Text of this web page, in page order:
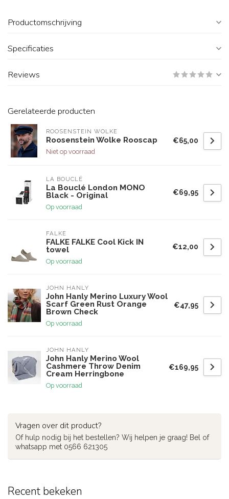
Productomschrijving
Specificaties
Reviews
Gerelateerde producten
ROOSENSTEIN WOLKE
Roosenstein Wolke Rooscap
Niet op voorraad
€65,00
LA BOUCLÉ
La Bouclé London MONO
Black - Original
Op voorraad
€69,95
FALKE
FALKE FALKE Cool Kick IN
towel
Op voorraad
€12,00
JOHN HANLY
John Hanly Merino Luxury Wool
Scarf Green Rust Orange
Brown Check
Op voorraad
€47,95
JOHN HANLY
John Hanly Merino Wool
Cashmere Throw Denim
Cream Herringbone
Op voorraad
€169,95
Vragen over dit product?
Of hulp nodig bij het bestellen? Wij helpen je graag! Bel of
whatsapp met 0566 621305
Recent bekeken